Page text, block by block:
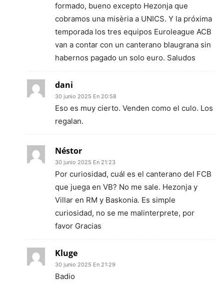
formado, bueno excepto Hezonja que
cobramos una misèria a UNICS. Y la próxima
temporada los tres equipos Euroleague ACB
van a contar con un canterano blaugrana sin
habernos pagado un solo euro. Saludos
dani
30 junio 2025 En 20:58
Eso es muy cierto. Venden como el culo. Los
regalan.
Néstor
30 junio 2025 En 21:23
Por curiosidad, cuál es el canterano del FCB
que juega en VB? No me sale. Hezonja y
Villar en RM y Baskonia. Es simple
curiosidad, no se me malinterprete, por
favor Gracias
Kluge
30 junio 2025 En 21:29
Badio